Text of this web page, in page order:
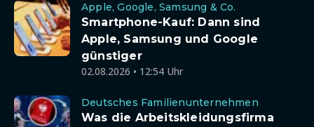
Apple, Google, Samsung & Co.
Smartphone-Kauf: Dann sind
Apple, Samsung und Google
günstiger
02.08.2026 • 12:54 Uhr
Deutsches Familienunternehmen
Was die Arbeitskleidungsfirma